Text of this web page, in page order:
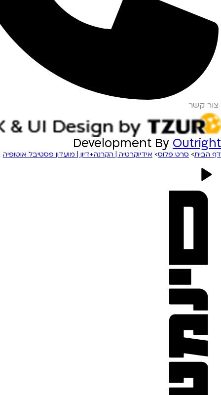
צור קשר
Development By Outright
דף הבית> סרט פלוס> אידיוקרטיה | הקרנה+דיון | מועדון פסטיבל אוטופיה